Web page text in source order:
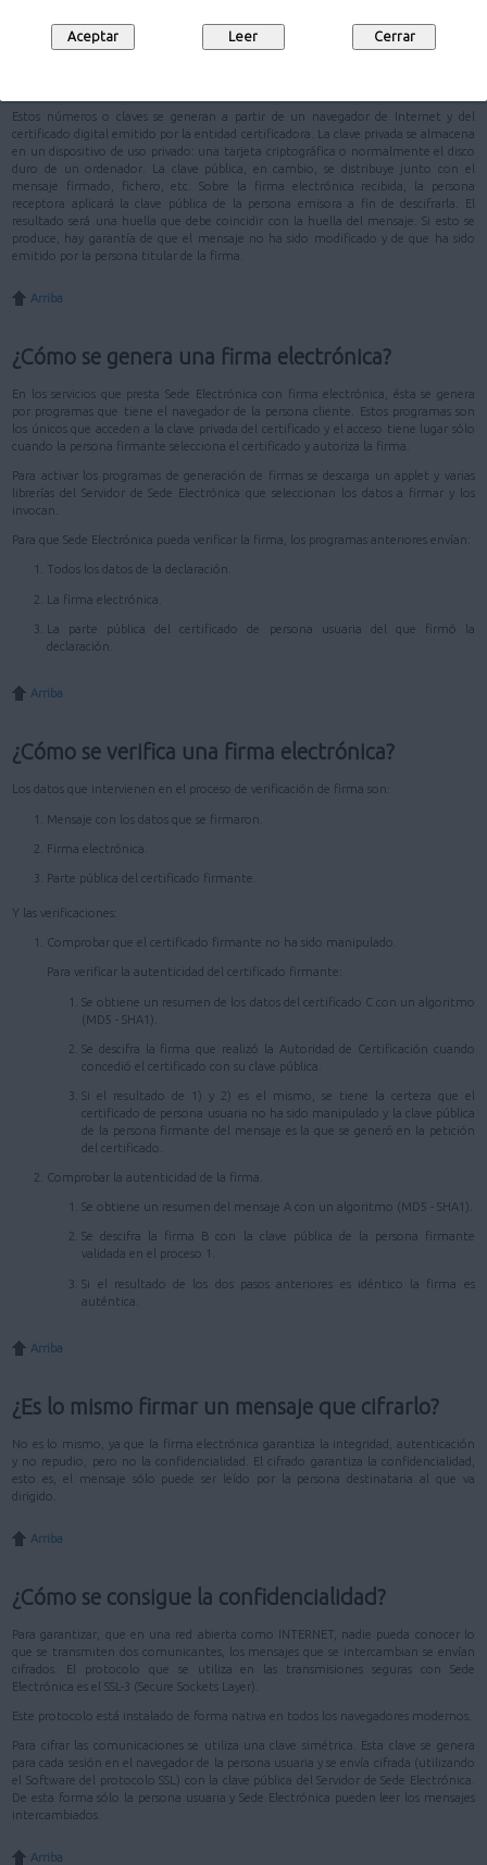
Para poder utilizar la firma electrónica es necesario haber obtenido previamente
un certificado digital. El funcionamiento de la firma electrónica se basa en un par
Estos números o claves se generan a partir de un navegador de Internet y del
certificado digital emitido por la entidad certificadora. La clave privada se almacena
en un dispositivo de uso privado: una tarjeta criptográfica o normalmente el disco
duro de un ordenador. La clave pública, en cambio, se distribuye junto con el
mensaje firmado, fichero, etc. Sobre la firma electrónica recibida, la persona
receptora aplicará la clave pública de la persona emisora a fin de descifrarla. El
resultado será una huella que debe coincidir con la huella del mensaje. Si esto se
produce, hay garantía de que el mensaje no ha sido modificado y de que ha sido
emitido por la persona titular de la firma.
Arriba
¿Cómo se genera una firma electrónica?
En los servicios que presta Sede Electrónica con firma electrónica, ésta se genera
por programas que tiene el navegador de la persona cliente. Estos programas son
los únicos que acceden a la clave privada del certificado y el acceso tiene lugar sólo
cuando la persona firmante selecciona el certificado y autoriza la firma.
Para activar los programas de generación de firmas se descarga un applet y varias
librerías del Servidor de Sede Electrónica que seleccionan los datos a firmar y los
invocan.
Para que Sede Electrónica pueda verificar la firma, los programas anteriores envían:
Todos los datos de la declaración.
La firma electrónica.
La parte pública del certificado de persona usuaria del que firmó la
declaración.
Arriba
¿Cómo se verifica una firma electrónica?
Los datos que intervienen en el proceso de verificación de firma son:
Mensaje con los datos que se firmaron.
Firma electrónica.
Parte pública del certificado firmante.
Y las verificaciones:
Comprobar que el certificado firmante no ha sido manipulado.
Para verificar la autenticidad del certificado firmante:
Se obtiene un resumen de los datos del certificado C con un algoritmo
(MD5 - SHA1).
Se descifra la firma que realizó la Autoridad de Certificación cuando
concedió el certificado con su clave pública.
Si el resultado de 1) y 2) es el mismo, se tiene la certeza que el
certificado de persona usuaria no ha sido manipulado y la clave pública
de la persona firmante del mensaje es la que se generó en la petición
del certificado.
Comprobar la autenticidad de la firma.
Se obtiene un resumen del mensaje A con un algoritmo (MD5 - SHA1).
Se descifra la firma B con la clave pública de la persona firmante
validada en el proceso 1.
Si el resultado de los dos pasos anteriores es idéntico la firma es
auténtica.
Arriba
¿Es lo mismo firmar un mensaje que cifrarlo?
No es lo mismo, ya que la firma electrónica garantiza la integridad, autenticación
y no repudio, pero no la confidencialidad. El cifrado garantiza la confidencialidad,
esto es, el mensaje sólo puede ser leído por la persona destinataria al que va
dirigido.
Arriba
¿Cómo se consigue la confidencialidad?
Para garantizar, que en una red abierta como INTERNET, nadie pueda conocer lo
que se transmiten dos comunicantes, los mensajes que se intercambian se envían
cifrados. El protocolo que se utiliza en las transmisiones seguras con Sede
Electrónica es el SSL-3 (Secure Sockets Layer).
Este protocolo está instalado de forma nativa en todos los navegadores modernos.
Para cifrar las comunicaciones se utiliza una clave simétrica. Esta clave se genera
para cada sesión en el navegador de la persona usuaria y se envía cifrada (utilizando
el Software del protocolo SSL) con la clave pública del Servidor de Sede Electrónica.
De esta forma sólo la persona usuaria y Sede Electrónica pueden leer los mensajes
intercambiados.
Arriba